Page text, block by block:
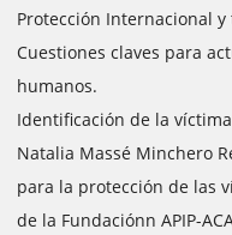
Protección Internacional
Cuestiones claves para
humanos.
Identificación de la
Natalia Massé Minchero
para la protección de las
de la Fundaciónn APIP-